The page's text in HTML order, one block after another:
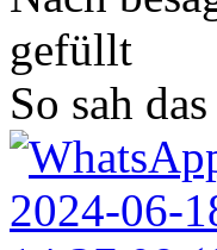
gefüllt
So sah